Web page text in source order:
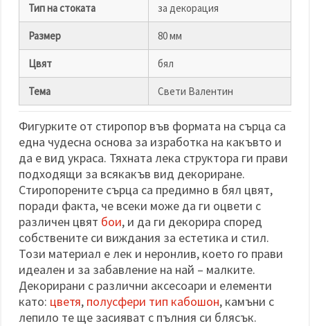
Тип на стоката за декорация
Размер 80 мм
Цвят бял
Тема Свети Валентин
Фигурките от стиропор във формата на сърца са
една чудесна основа за изработка на какъвто и
да е вид украса. Тяхната лека структора ги прави
подходящи за всякакъв вид декориране.
Стиропорените сърца са предимно в бял цвят,
поради факта, че всеки може да ги оцвети с
различен цвят бои, и да ги декорира според
собствените си виждания за естетика и стил.
Този материал е лек и неронлив, което го прави
идеален и за забавление на най – малките.
Декорирани с различни аксесоари и елементи
като: цветя, полусфери тип кабошон, камъни с
лепило те ще засияват с пълния си блясък.